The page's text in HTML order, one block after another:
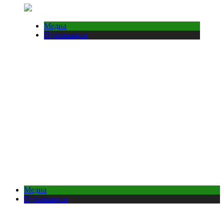
Медиа
Публикации
Медиа
Публикации